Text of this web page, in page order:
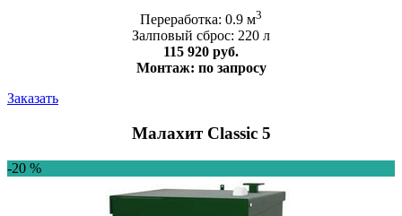
Переработка: 0.9 м3
Залповый сброс: 220 л
115 920 руб.
Монтаж: по запросу
Заказать
Малахит Classic 5
-20 %